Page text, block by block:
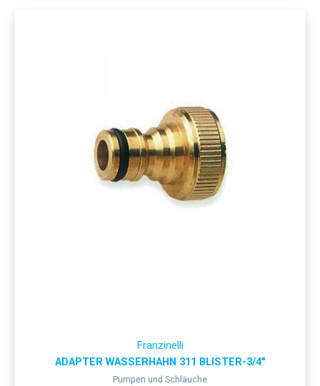
Franzinelli
ADAPTER WASSERHAHN 311 BLISTER-3/4″
Pumpen und Schläuche